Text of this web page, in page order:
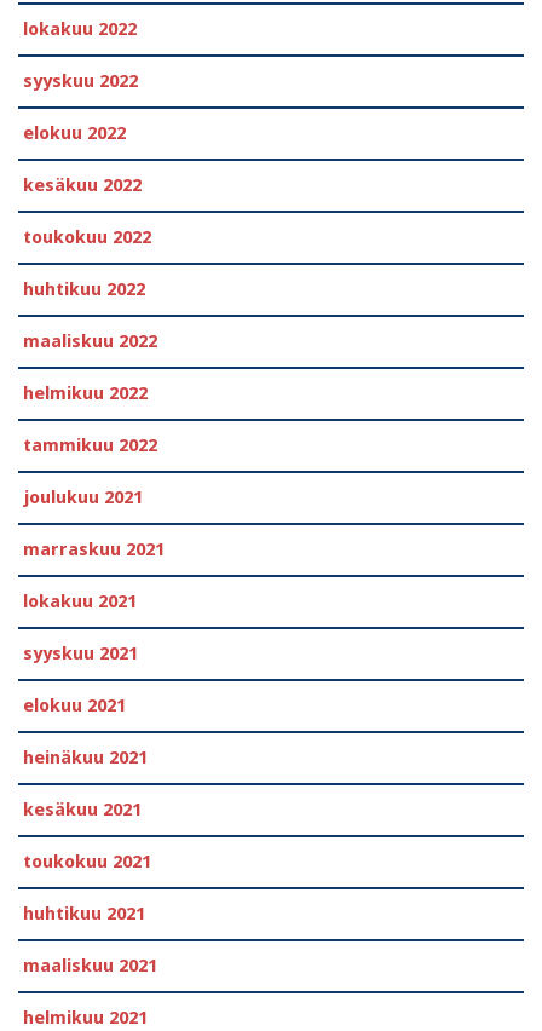
lokakuu 2022
syyskuu 2022
elokuu 2022
kesäkuu 2022
toukokuu 2022
huhtikuu 2022
maaliskuu 2022
helmikuu 2022
tammikuu 2022
joulukuu 2021
marraskuu 2021
lokakuu 2021
syyskuu 2021
elokuu 2021
heinäkuu 2021
kesäkuu 2021
toukokuu 2021
huhtikuu 2021
maaliskuu 2021
helmikuu 2021